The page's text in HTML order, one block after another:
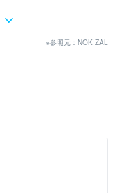
---- ----
----
※参照元：NOKIZAL